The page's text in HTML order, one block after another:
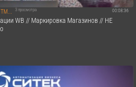
00:08:36
3 просмотра
WB // Маркировка Магазинов // НЕ